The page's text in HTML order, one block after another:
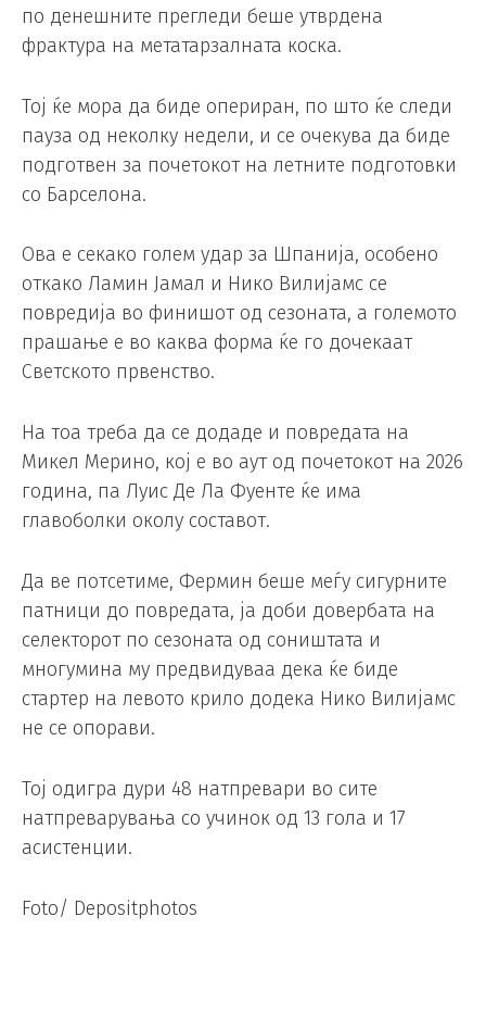
по денешните прегледи беше утврдена
фрактура на метатарзалната коска.
Тој ќе мора да биде опериран, по што ќе следи
пауза од неколку недели, и се очекува да биде
подготвен за почетокот на летните подготовки
со Барселона.
Ова е секако голем удар за Шпанија, особено
откако Ламин Јамал ​​и Нико Вилијамс се
повредија во финишот од сезоната, а големото
прашање е во каква форма ќе го дочекаат
Светското првенство.
На тоа треба да се додаде и повредата на
Микел Мерино, кој е во аут од почетокот на 2026
година, па Луис Де Ла Фуенте ќе има
главоболки околу составот.
Да ве потсетиме, Фермин беше меѓу сигурните
патници до повредата, ја доби довербата на
селекторот по сезоната од соништата и
многумина му предвидуваа дека ќе биде
стартер на левото крило додека Нико Вилијамс
не се опорави.
Тој одигра дури 48 натпревари во сите
натпреварувања со учинок од 13 гола и 17
асистенции.
Foto/ Depositphotos